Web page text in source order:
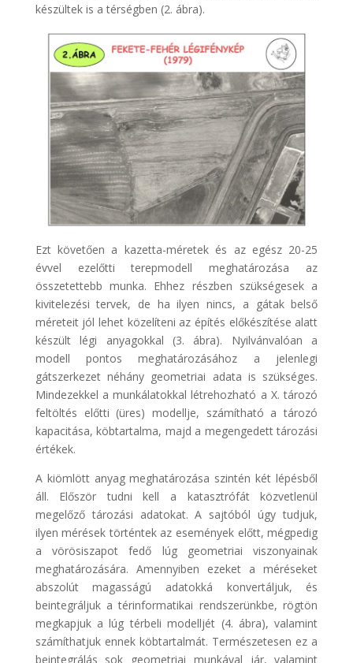
készültek is a térségben (2. ábra).
Ezt követően a kazetta-méretek és az egész 20-25
évvel ezelőtti terepmodell meghatározása az
összetettebb munka. Ehhez részben szükségesek a
kivitelezési tervek, de ha ilyen nincs, a gátak belső
méreteit jól lehet közelíteni az építés előkészítése alatt
készült légi anyagokkal (3. ábra). Nyilvánvalóan a
modell pontos meghatározásához a jelenlegi
gátszerkezet néhány geometriai adata is szükséges.
Mindezekkel a munkálatokkal létrehozható a X. tározó
feltöltés előtti (üres) modellje, számítható a tározó
kapacitása, köbtartalma, majd a megengedett tározási
értékek.
A kiömlött anyag meghatározása szintén két lépésből
áll. Először tudni kell a katasztrófát közvetlenül
megelőző tározási adatokat. A sajtóból úgy tudjuk,
ilyen mérések történtek az események előtt, mégpedig
a vörösiszapot fedő lúg geometriai viszonyainak
meghatározására. Amennyiben ezeket a méréseket
abszolút magasságú adatokká konvertáljuk, és
beintegráljuk a térinformatikai rendszerünkbe, rögtön
megkapjuk a lúg térbeli modelljét (4. ábra), valamint
számíthatjuk ennek köbtartalmát. Természetesen ez a
beintegrálás sok geometriai munkával jár, valamint